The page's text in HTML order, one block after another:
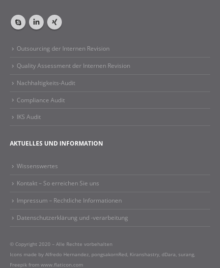
Outsourcing der Internen Revision
Quality Assessment der Internen Revision
Nachhaltigkeits-Audit
Compliance Audit
IKS Audit
AKTUELLES UND INFORMATION
Wissenswertes
Kontakt – So erreichen Sie uns
Impressum – Rechtliche Informationen​
Datenschutzerklärung und -verarbeitung
© Copyright 2020 – Alle Rechte vorbehalten
Icons made by Alfredo Hernandez, pongsakornRed, Kiranshastry, dDara, surang,
Freepik from www.flaticon.com